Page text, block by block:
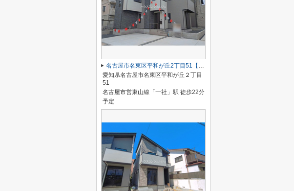
名古屋市名東区平和が丘2丁目51【仲介手数料無料】新築一戸建て 1号棟
愛知県名古屋市名東区平和が丘２丁目
51
名古屋市営東山線「一社」駅 徒歩22分
予定